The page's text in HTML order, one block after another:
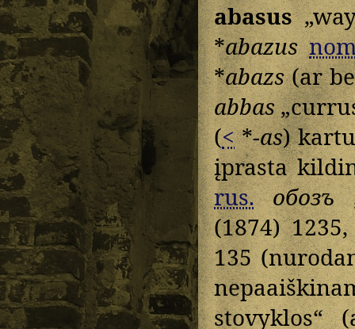
abasus
*abazus
*abazs(ar
abbas
(<*-as)
įprasta
rus.
обозъ
(1874)
135